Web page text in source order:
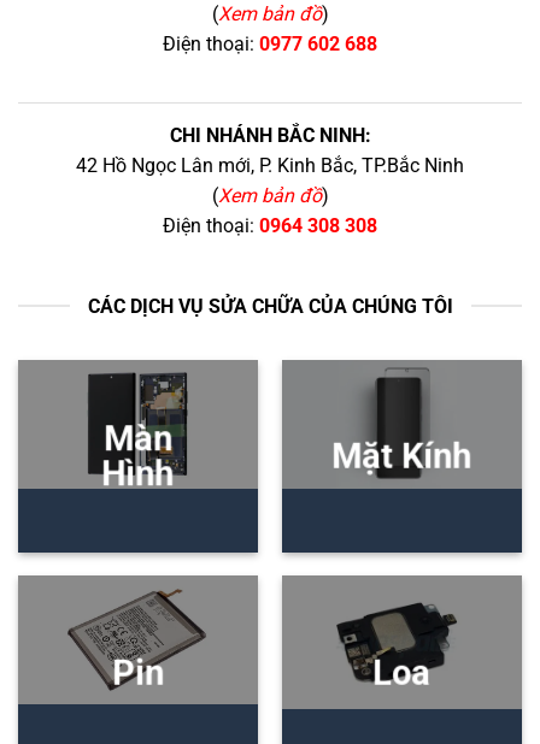
(Xem bản đồ)
Điện thoại: 0977 602 688
CHI NHÁNH BẮC NINH:
42 Hồ Ngọc Lân mới, P. Kinh Bắc, TP.Bắc Ninh
(Xem bản đồ)
Điện thoại: 0964 308 308
CÁC DỊCH VỤ SỬA CHỮA CỦA CHÚNG TÔI
Màn
Hình
Mặt Kính
Pin Loa